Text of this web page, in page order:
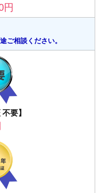
円
ご相談ください。
要】